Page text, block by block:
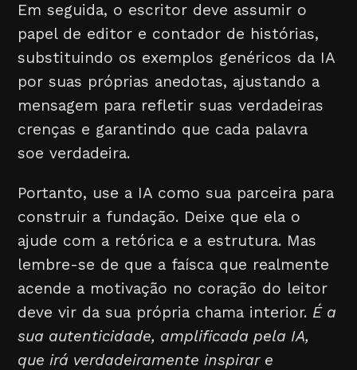
Em seguida, o escritor deve assumir o
papel de editor e contador de histórias,
substituindo os exemplos genéricos da IA
por suas próprias anedotas, ajustando a
mensagem para refletir suas verdadeiras
crenças e garantindo que cada palavra
soe verdadeira.
Portanto, use a IA como sua parceira para
construir a fundação. Deixe que ela o
ajude com a retórica e a estrutura. Mas
lembre-se de que a faísca que realmente
acende a motivação no coração do leitor
deve vir da sua própria chama interior. É a
sua autenticidade, amplificada pela IA,
que irá verdadeiramente inspirar e